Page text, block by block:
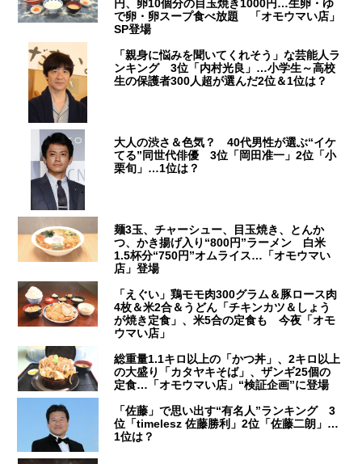
円、卵10個分の目玉焼き1000円…生卵・ゆ
で卵・卵スープ食べ放題 「オモウマい店」
SP登場
「親身に悩みを聞いてくれそう」な芸能人ラ
ンキング 3位「内村光良」…小学生～高校
生の保護者300人超が選んだ2位＆1位は？
大人の渋さ＆色気？ 40代男性が選ぶ“イケ
てる”同世代俳優 3位「岡田准一」2位「小
栗旬」…1位は？
麺3玉、チャーシュー、目玉焼き、とんか
つ、かき揚げ入り“800円”ラーメン 白米
1.5杯分“750円”オムライス…「オモウマい
店」登場
「えぐい」鶏モモ肉300グラム＆豚ロース肉
4枚＆米2合＆うどん「チキンカツ＆しょう
が焼き定食」、米5合の定食も 今夜「オモ
ウマい店」
総重量1.1キロ以上の「かつ丼」、2キロ以上
の大盛り「カタヤキそば」、ザンギ25個の
定食…「オモウマい店」“検証企画”に登場
「佐藤」で思い出す“有名人”ランキング 3
位「timelesz 佐藤勝利」2位「佐藤二朗」…
1位は？